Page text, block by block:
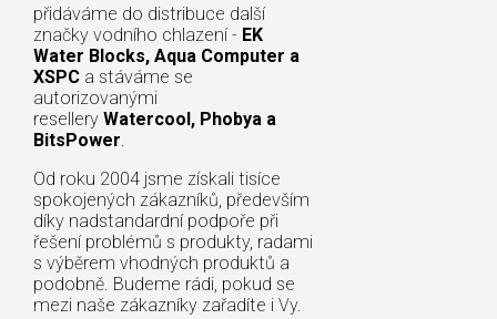
přidáváme do distribuce další
značky vodního chlazení - EK
Water Blocks, Aqua Computer a
XSPC a stáváme se
autorizovanými
resellery Watercool, Phobya a
BitsPower.
Od roku 2004 jsme získali tisíce
spokojených zákazníků, především
díky nadstandardní podpoře při
řešení problémů s produkty, radami
s výběrem vhodných produktů a
podobně. Budeme rádi, pokud se
mezi naše zákazníky zařadíte i Vy.